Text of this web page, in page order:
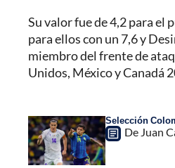
Su valor fue de 4,2 para el
para ellos con un 7,6 y
miembro del frente de
Unidos, México y Canadá
Selección
De Juan